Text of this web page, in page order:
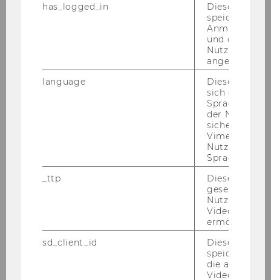
has_logged_in
Dieses Cookie
speichert
und ob sich
Nutzer*in
angemeldet
language
Dieses
sich die
der
Vimeo in der
Nutzer
Sprache
_ttp
Dieser
gesetzt, um
Nutzung des
Videoplayers
ermöglichen
sd_client_id
Dieses Cookie
speichert
die aktuellen